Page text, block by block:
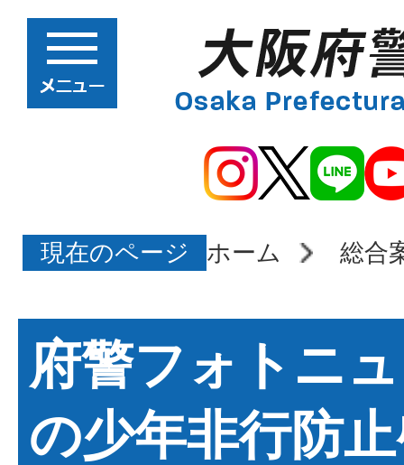
現在のページ ホーム 総合
府警フォトニ
の少年非行防